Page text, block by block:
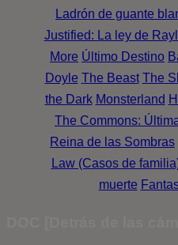
Ladrón de guante
Justified: La ley de
More Último Destino
Doyle The Beast The
the Dark Monsterland
The Commons:
Reina de las Sombras
Law (Casos de
muerte